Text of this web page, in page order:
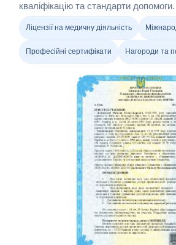
кваліфікацію та стандарти допомоги.
Ліцензії на медичну діяльність
Професійні сертифікати Нагороди та